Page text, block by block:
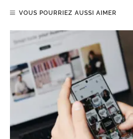
VOUS POURRIEZ AUSSI AIMER